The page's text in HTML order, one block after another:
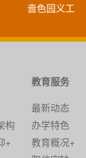
啬色园义工
构
+
教育服务
最新动态
办学特色
教育概况+